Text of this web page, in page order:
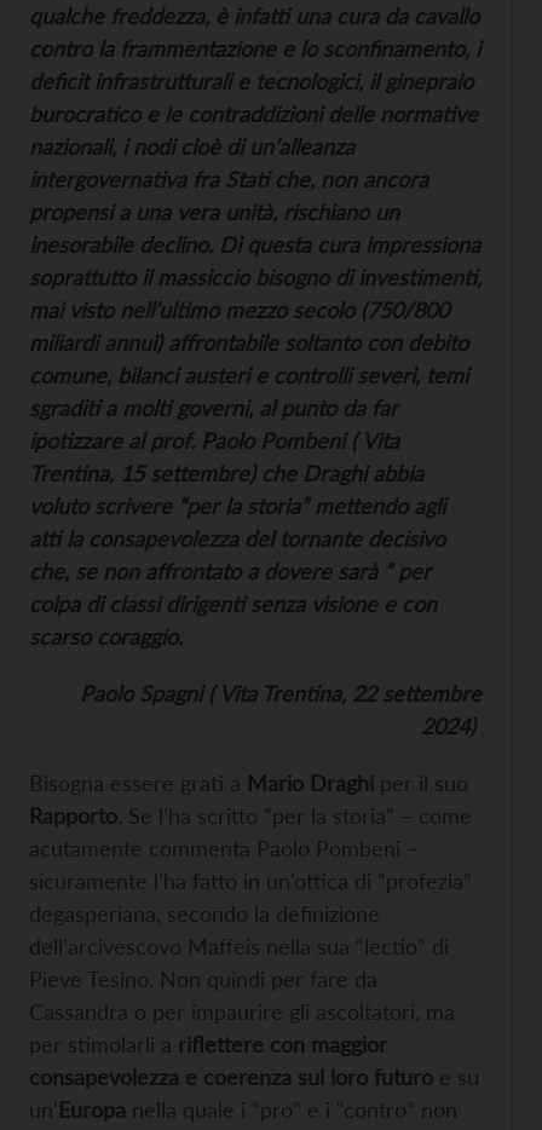
qualche freddezza, è infatti una cura da cavallo
contro la frammentazione e lo sconfinamento, i
deficit infrastrutturali e tecnologici, il ginepraio
burocratico e le contraddizioni delle normative
nazionali, i nodi cioè di un’alleanza
intergovernativa fra Stati che, non ancora
propensi a una vera unità, rischiano un
inesorabile declino. Di questa cura impressiona
soprattutto il massiccio bisogno di investimenti,
mai visto nell’ultimo mezzo secolo (750/800
miliardi annui) affrontabile soltanto con debito
comune, bilanci austeri e controlli severi, temi
sgraditi a molti governi, al punto da far
ipotizzare al prof. Paolo Pombeni ( Vita
Trentina, 15 settembre) che Draghi abbia
voluto scrivere “per la storia” mettendo agli
atti la consapevolezza del tornante decisivo
che, se non affrontato a dovere sarà ” per
colpa di classi dirigenti senza visione e con
scarso coraggio.
Paolo Spagni ( Vita Trentina, 22 settembre
2024)
Bisogna essere grati a Mario Draghi per il suo
Rapporto. Se l’ha scritto “per la storia” – come
acutamente commenta Paolo Pombeni –
sicuramente l’ha fatto in un’ottica di “profezia”
degasperiana, secondo la definizione
dell’arcivescovo Maffeis nella sua “lectio” di
Pieve Tesino. Non quindi per fare da
Cassandra o per impaurire gli ascoltatori, ma
per stimolarli a riflettere con maggior
consapevolezza e coerenza sul loro futuro e su
un’Europa nella quale i “pro” e i “contro” non